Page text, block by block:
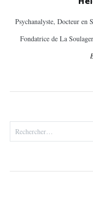
Psychanalyste, Docteur en
Fondatrice de La